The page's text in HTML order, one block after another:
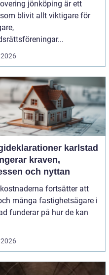
jönköping är ett
blivit allt viktigare för
karlstad
kraven,
och nyttan
fortsätter att
många fastighetsägare i
funderar på hur de kan